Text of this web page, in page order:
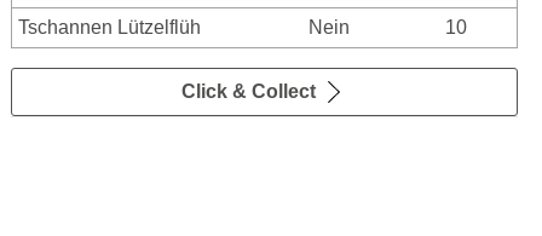
Tschannen Lützelflüh
Nein 10
Click & Collect